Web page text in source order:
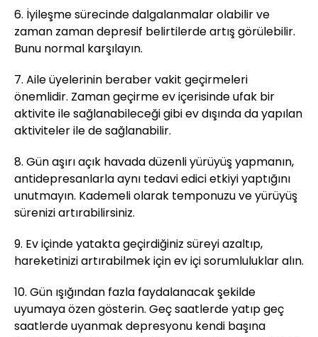
6. İyileşme sürecinde dalgalanmalar olabilir ve
zaman zaman depresif belirtilerde artış görülebilir.
Bunu normal karşılayın.
7. Aile üyelerinin beraber vakit geçirmeleri
önemlidir. Zaman geçirme ev içerisinde ufak bir
aktivite ile sağlanabileceği gibi ev dışında da yapılan
aktiviteler ile de sağlanabilir.
8. Gün aşırı açık havada düzenli yürüyüş yapmanın,
antidepresanlarla aynı tedavi edici etkiyi yaptığını
unutmayın. Kademeli olarak temponuzu ve yürüyüş
sürenizi artırabilirsiniz.
9. Ev içinde yatakta geçirdiğiniz süreyi azaltıp,
hareketinizi artırabilmek için ev içi sorumluluklar alın.
10. Gün ışığından fazla faydalanacak şekilde
uyumaya özen gösterin. Geç saatlerde yatıp geç
saatlerde uyanmak depresyonu kendi başına